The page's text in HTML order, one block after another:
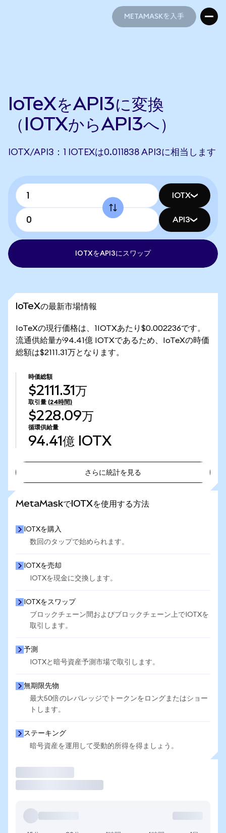
METAMASKを入手
IoTeXをAPI3に変換
（IOTXからAPI3へ）
IOTX/API3：1 IOTEXは0.011838 API3に相当します
IOTX
API3
IOTXをAPI3にスワップ
IoTeXの最新市場情報
IoTeXの現行価格は、1IOTXあたり$0.002236です。
流通供給量が94.41億 IOTXであるため、IoTeXの時価
総額は$2111.31万となります。
時価総額
$2111.31万
取引量 (24時間)
$228.09万
循環供給量
94.41億 IOTX
さらに統計を見る
MetaMaskでIOTXを使用する方法
IOTXを購入
数回のタップで始められます。
IOTXを売却
IOTXを現金に交換します。
IOTXをスワップ
ブロックチェーン間およびブロックチェーン上でIOTXを
取引します。
予測
IOTXと暗号資産予測市場で取引します。
無期限先物
最大50倍のレバレッジでトークンをロングまたはショー
トします。
ステーキング
暗号資産を運用して受動的所得を得ましょう。